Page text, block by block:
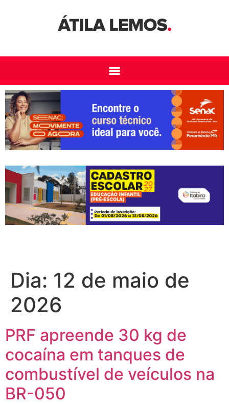
Dia: 12 de maio de
2026
PRF apreende 30 kg de
cocaína em tanques de
combustível de veículos na
BR-050